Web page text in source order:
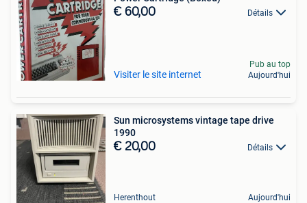
€ 60,00 Détails
Visiter le site internet
Pub au top
Aujourd'hui
Sun microsystems vintage tape drive
1990
€ 20,00 Détails
Herenthout Aujourd'hui